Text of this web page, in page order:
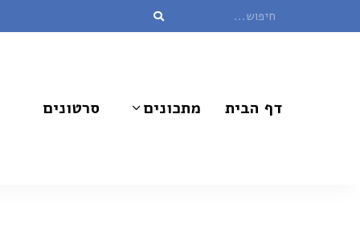
דף הבית מתכונים סרטונים